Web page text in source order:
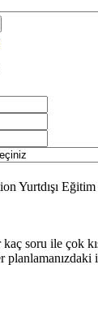
kaç soru ile çok